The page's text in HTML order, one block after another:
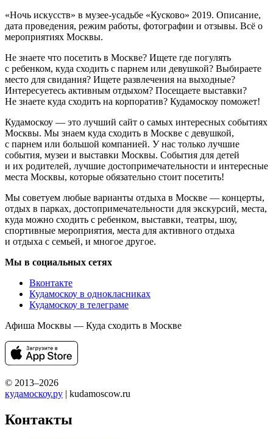
«Ночь искусств» в музее-усадьбе «Кусково» 2019. Описание,
дата проведения, режим работы, фотографии и отзывы. Всё о
мероприятиях Москвы.
Не знаете что посетить в Москве? Ищете где погулять
с ребенком, куда сходить с парнем или девушкой? Выбираете
место для свидания? Ищете развлечения на выходные?
Интересуетесь активным отдыхом? Посещаете выставки?
Не знаете куда сходить на корпоратив? Кудамоскоу поможет!
Кудамоскоу — это лучший сайт о самых интересных событиях
Москвы. Мы знаем куда сходить в Москве с девушкой,
с парнем или большой компанией. У нас только лучшие
события, музеи и выставки Москвы. События для детей
и их родителей, лучшие достопримечательности и интересные
места Москвы, которые обязательно стоит посетить!
Мы советуем любые варианты отдыха в Москве — концерты,
отдых в парках, достопримечательности для экскурсий, места,
куда можно сходить с ребенком, выставки, театры, шоу,
спортивные мероприятия, места для активного отдыха
и отдыха с семьей, и многое другое.
Мы в социальных сетях
Вконтакте
Кудамоскоу в однокласниках
Кудамоскоу в телеграме
Афиша Москвы — Куда сходить в Москве
© 2013–2026
кудамоскоу.ру | kudamoscow.ru
Контакты